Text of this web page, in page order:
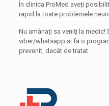
În clinica ProMed aveți
rapid la toate problemele
Nu amânați sa veniți la medic!
viber/whatsapp si fa o
prevenit, decât de tratat.